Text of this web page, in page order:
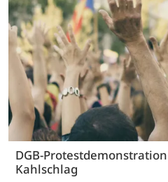
DGB-
Kahlschlag